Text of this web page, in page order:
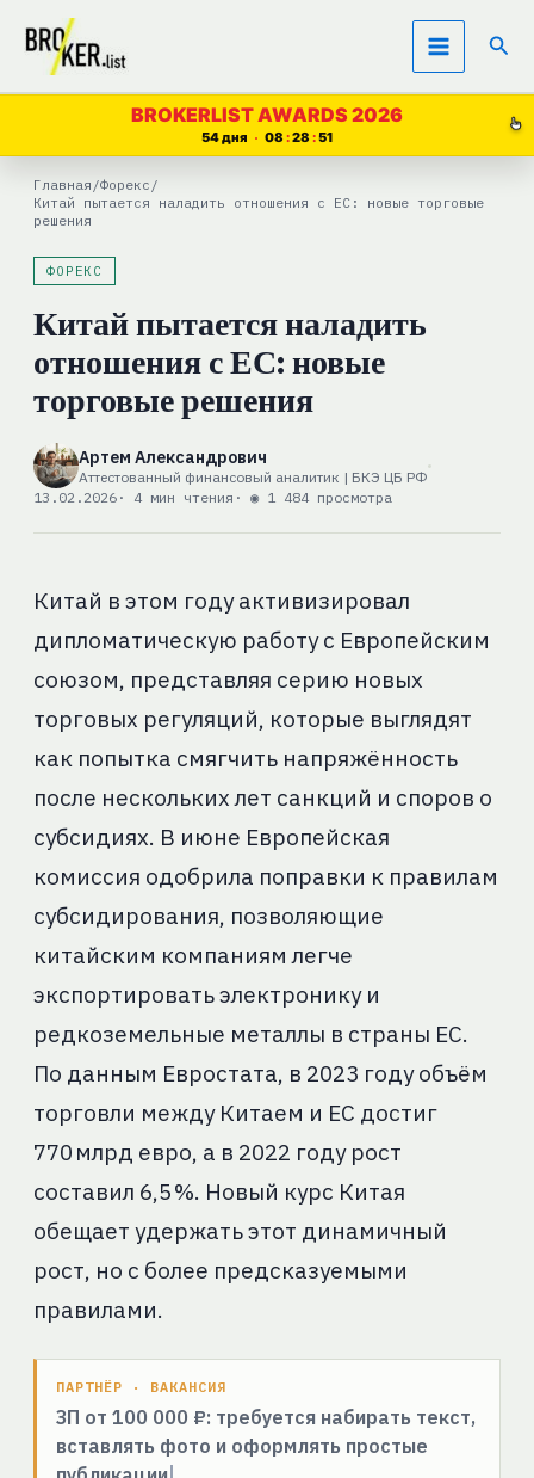
Перейти
содержимому
BROKERLIST AWARDS 2026
54 дня 08 28 51
Главная /Форекс /
Китай пытается наладить отношения с ЕС: новые торговые
решения‎
ФОРЕКС
Китай пытается наладить
отношения с ЕС: новые
торговые решения‎
Артем Александрович
Аттестованный финансовый аналитик | БКЭ ЦБ РФ
13.02.2026· 4 мин чтения · ◉ 1 484 просмотра
Китай в этом году активизировал
дипломатическую работу с Европейским
союзом, представляя серию новых
торговых регуляций, которые выглядят
как попытка смягчить напряжённость
после нескольких лет санкций и споров о
субсидиях. В июне Европейская
комиссия одобрила поправки к правилам
субсидирования, позволяющие
китайским компаниям легче
экспортировать электронику и
редкоземельные металлы в страны ЕС.
По данным Евростата, в 2023 году объём
торговли между Китаем и ЕС достиг
770 млрд евро, а в 2022 году рост
составил 6,5 %. Новый курс Китая
обещает удержать этот динамичный
рост, но с более предсказуемыми
правилами.
ПАРТНЁР · ВАКАНСИЯ
ЗП от 100 000 ₽: требуется набирать текст,
вставлять фото и оформлять простые